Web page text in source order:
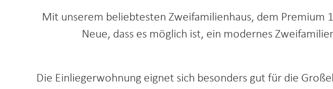
Mit unserem beliebtesten Zweifamilienhaus, dem
Neue, dass es möglich ist, ein modernes
Die Einliegerwohnung eignet sich besonders gut für die